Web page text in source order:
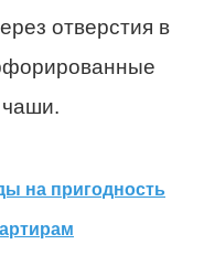
отверстия в
на пригодность